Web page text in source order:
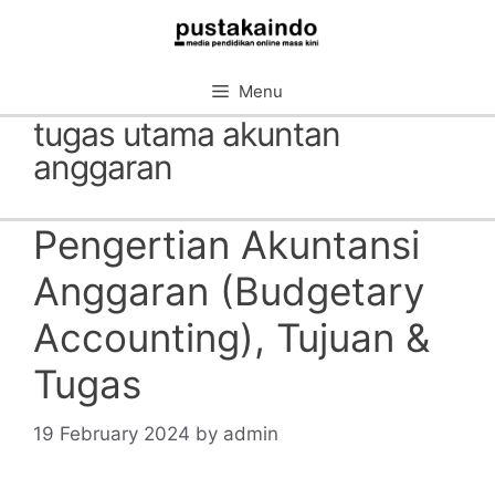
Menu
tugas utama akuntan
anggaran
Pengertian Akuntansi
Anggaran (Budgetary
Accounting), Tujuan &
Tugas
19 February 2024 by admin